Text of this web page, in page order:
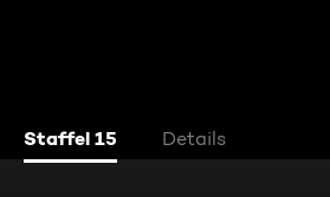
Staffel 15 Details